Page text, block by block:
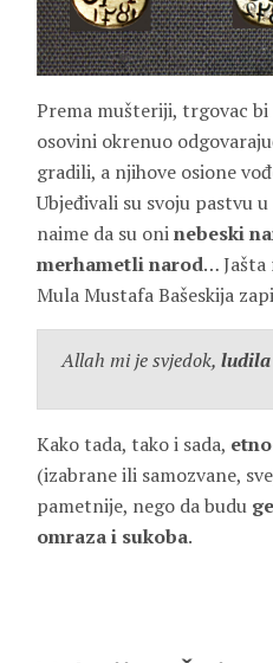
Prema mušteriji, trgovac
osovini okrenuo
gradili, a njihove osione
Ubjeđivali su svoju pastvu
naime da su oninebeski
merhametli narod… Jašta
Mula Mustafa Bašeskija
Allah mi je svjedok,
Kako tada, tako i sada,
(izabrane ili samozvane,
pametnije, nego da budu
omraza i sukoba.